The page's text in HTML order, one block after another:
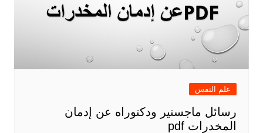
علم النفس
رسائل ماجستير ودكتوراه عن إدمان
المخدرات pdf